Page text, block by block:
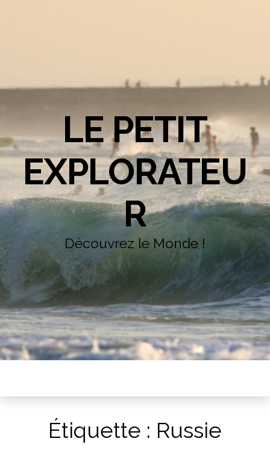
LE PETIT
EXPLORATEU
R
Découvrez le Monde !
Étiquette : Russie